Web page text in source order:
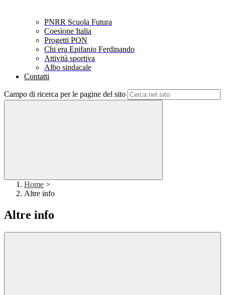
PNRR Scuola Futura
Coesione Italia
Progetti PON
Chi era Epifanio Ferdinando
Attività sportiva
Albo sindacale
Contatti
Campo di ricerca per le pagine del sito
Home >
Altre info
Altre info